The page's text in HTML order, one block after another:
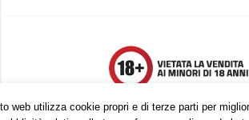
web utilizza cookie propri e di terze parti per